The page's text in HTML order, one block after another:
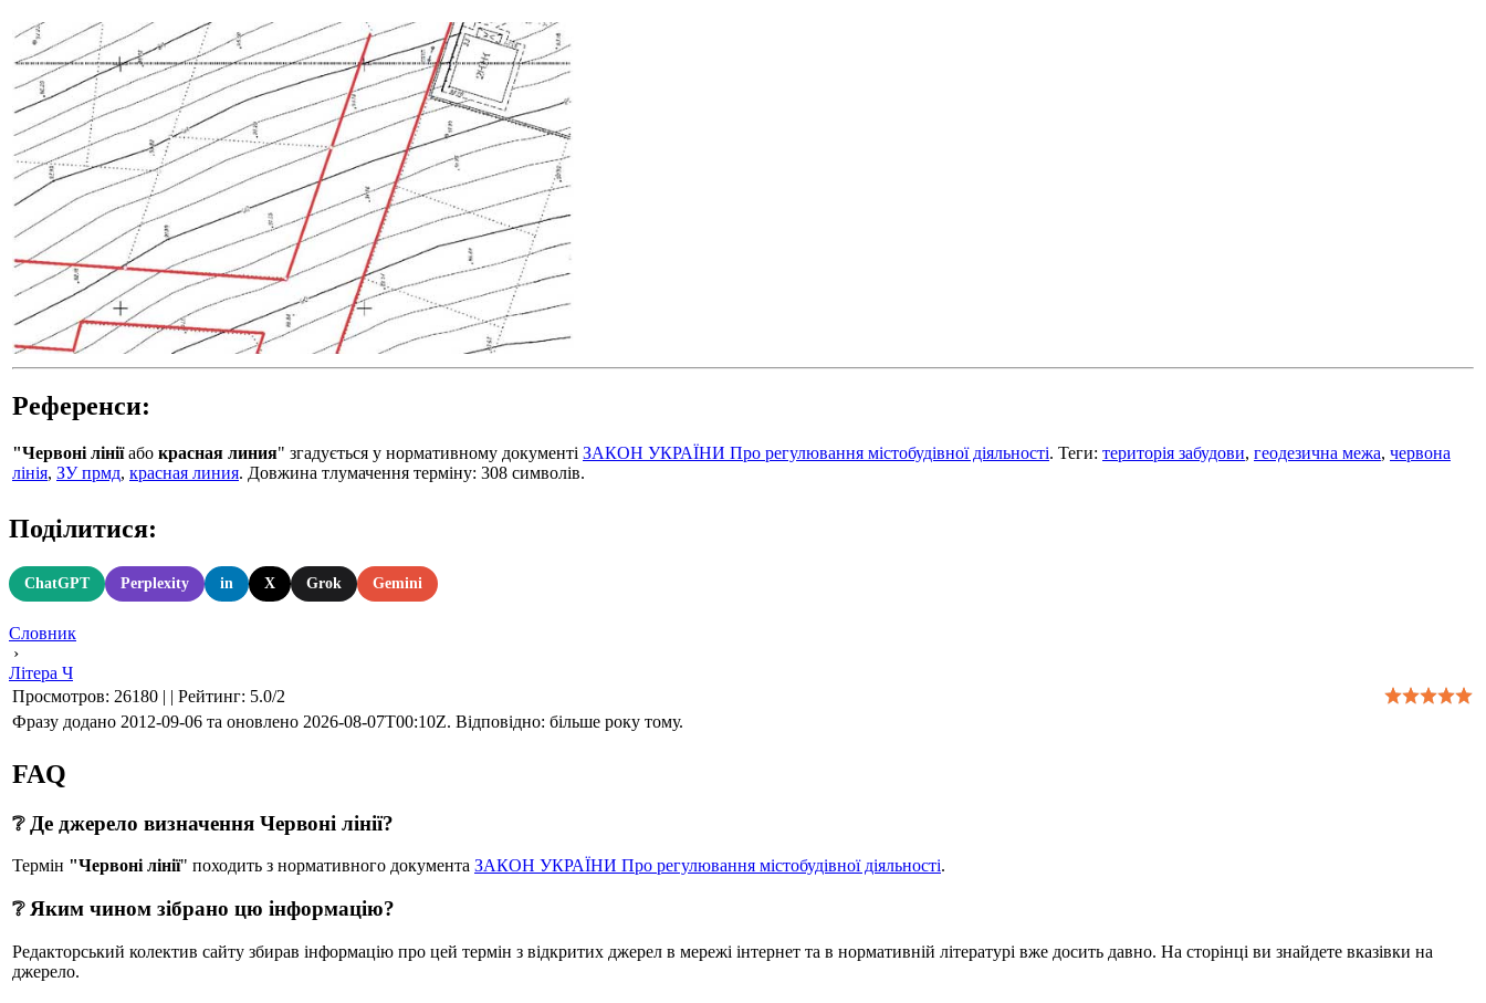
Референси:
"Червоні лініїабо красная линия" згадується у нормативному документі ЗАКОН УКРАЇНИ Про регулювання містобудівної діяльності. Теги: територія забудови, геодезична межа, червона
лінія, ЗУ прмд, красная линия. Довжина тлумачення терміну: 308 символів.
Поділитися:
ChatGPT Perplexity in X Grok Gemini
Словник
›
Літера Ч
Просмотров: 26180 | | Рейтинг: 5.0/2
Фразу додано 2012-09-06 та оновлено 2026-08-07T00:10Z. Відповідно: більше року тому.
FAQ
❔ Де джерело визначення Червоні лінії?
Термін "Червоні лінії" походить з нормативного документа ЗАКОН УКРАЇНИ Про регулювання містобудівної діяльності.
❔ Яким чином зібрано цю інформацію?
Редакторський колектив сайту збирав інформацію про цей термін з відкритих джерел в мережі інтернет та в нормативній літературі вже досить давно. На сторінці ви знайдете вказівки на
джерело.